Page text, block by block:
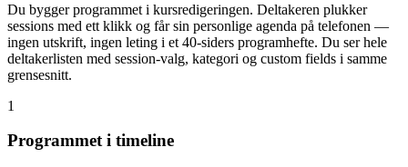
Du bygger programmet i kursredigeringen. Deltakeren plukker
sessions med ett klikk og får sin personlige agenda på telefonen —
ingen utskrift, ingen leting i et 40-siders programhefte. Du ser hele
deltakerlisten med session-valg, kategori og custom fields i samme
grensesnitt.
1
Programmet i timeline